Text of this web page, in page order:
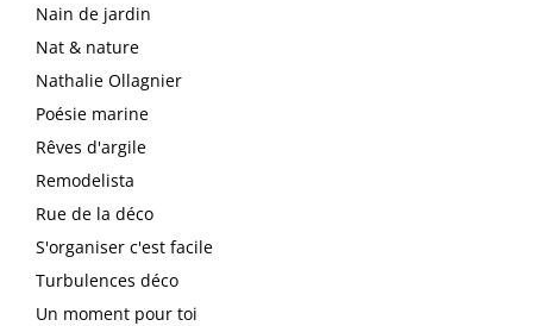
Nain de jardin
Nat & nature
Nathalie Ollagnier
Poésie marine
Rêves d'argile
Remodelista
Rue de la déco
S'organiser c'est facile
Turbulences déco
Un moment pour toi